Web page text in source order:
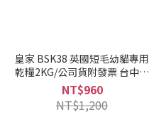
皇家 BSK38 英國短毛幼貓專用
乾糧2KG/公司貨附發票 台中歡
迎自取(3182550816533)
NT$960
NT$1,200